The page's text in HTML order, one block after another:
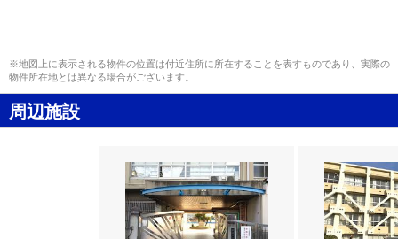
※地図上に表示される物件の位置は付近住所に所在することを表すものであり、実際の
物件所在地とは異なる場合がございます。
周辺施設